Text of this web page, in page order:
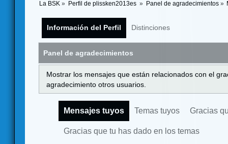
La BSK » Perfil de plissken2013es » Panel de agradecimientos»
Información del Perfil Distinciones
Panel de agradecimientos
Mostrar los mensajes que están relacionados con el
agradecimiento otros usuarios.
Mensajes tuyos Temas tuyos Gracias
Gracias que tu has dado en los temas